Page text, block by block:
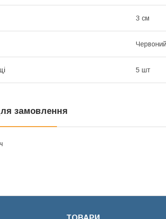
3 см
Червоний
5 шт
замовлення